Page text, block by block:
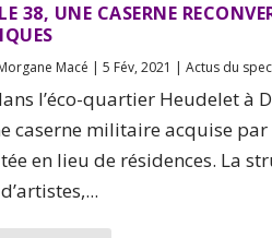
38, UNE CASERNE
Macé |5 Fév, 2021 |Actus du
l’éco-quartier Heudelet à
caserne militaire acquise
en lieu de résidences. La